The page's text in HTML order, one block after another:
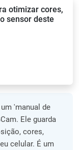
otimizar cores,
sensor deste
'manual de
Ele guarda
cores,
celular. É um